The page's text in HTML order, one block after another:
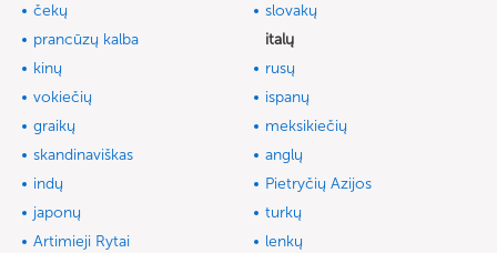
čekų
slovakų
prancūzų kalba
italų
kinų
rusų
vokiečių
ispanų
graikų
meksikiečių
skandinaviškas
anglų
indų
Pietryčių Azijos
japonų
turkų
Artimieji Rytai
lenkų